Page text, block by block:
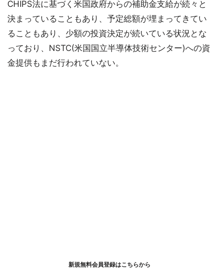
CHIPS法に基づく米国政府からの補助金支給が続々と
決まっていることもあり、予定総額が埋まってきてい
ることもあり、少額の投資決定が続いている状況とな
っており、NSTC(米国国立半導体技術センター)への資
金提供もまだ行われていない。
新規無料会員登録はこちらから